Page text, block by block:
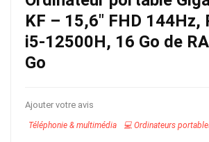
KF – 15,6″ FHD 144Hz,
i5-12500H, 16 Go de
Go
Ajouter votre avis
Téléphonie & multimédia 💻 Ordinateurs